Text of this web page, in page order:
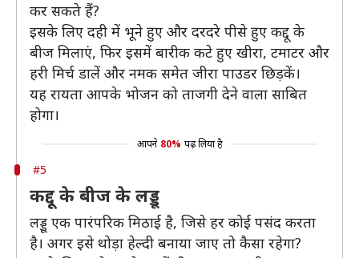
कर सकते हैं?
इसके लिए दही में भूने हुए और दरदरे पीसे हुए कद्दू के
बीज मिलाएं, फिर इसमें बारीक कटे हुए खीरा, टमाटर और
हरी मिर्च डालें और नमक समेत जीरा पाउडर छिड़कें।
यह रायता आपके भोजन को ताजगी देने वाला साबित
होगा।
आपने 80% पढ़ लिया है
#5
कद्दू के बीज के लड्डू
लड्डू एक पारंपरिक मिठाई है, जिसे हर कोई पसंद करता
है। अगर इसे थोड़ा हेल्दी बनाया जाए तो कैसा रहेगा?